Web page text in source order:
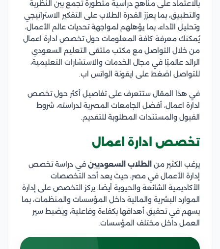
بالاعتماد على مناهج دراسية متطورة تجمع بين النظرية
والتطبيق، بما يعزز القدرة الطلاب على التفكير الاستراتيجي
وتحليل الأداء، بما يؤهلهم لمواجهة تحديات عالم الأعمال،
يُمكنك معرفة كافة المعلومات حول تخصص ادارة اعمال
من خلال التواصل مع مكتب ملتقى التعليم السعودي
الرائد عالميًا في مجال الخدمات والاستشارات التعليمية،
للتواصل اضغط على ايقونة الواتس اب.
في هذا المقال ستتعرف على تفاصيل أكثر حول تخصص
ادارة اعمال، أفضل الجامعات المصرية لدراسته، شروط
القبول والمستندات المطلوبة للتقديم.
تخصص ادارة اعمال
يرغب الكثير من الطلاب السعوديين في دراسة تخصص
إدارة الأعمال في مصر، حيث يعد أحد التخصصات
الأكاديمية الشائعة والحيوية أيضا، يركز التخصص على إدارة
الموارد البشرية والمالية داخل المؤسسات والمنظمات، بما
يسهم في تحقيق أهدافها بكفاءة وفاعلية، ويضبط سير
العمل داخل مختلف المؤسسات.